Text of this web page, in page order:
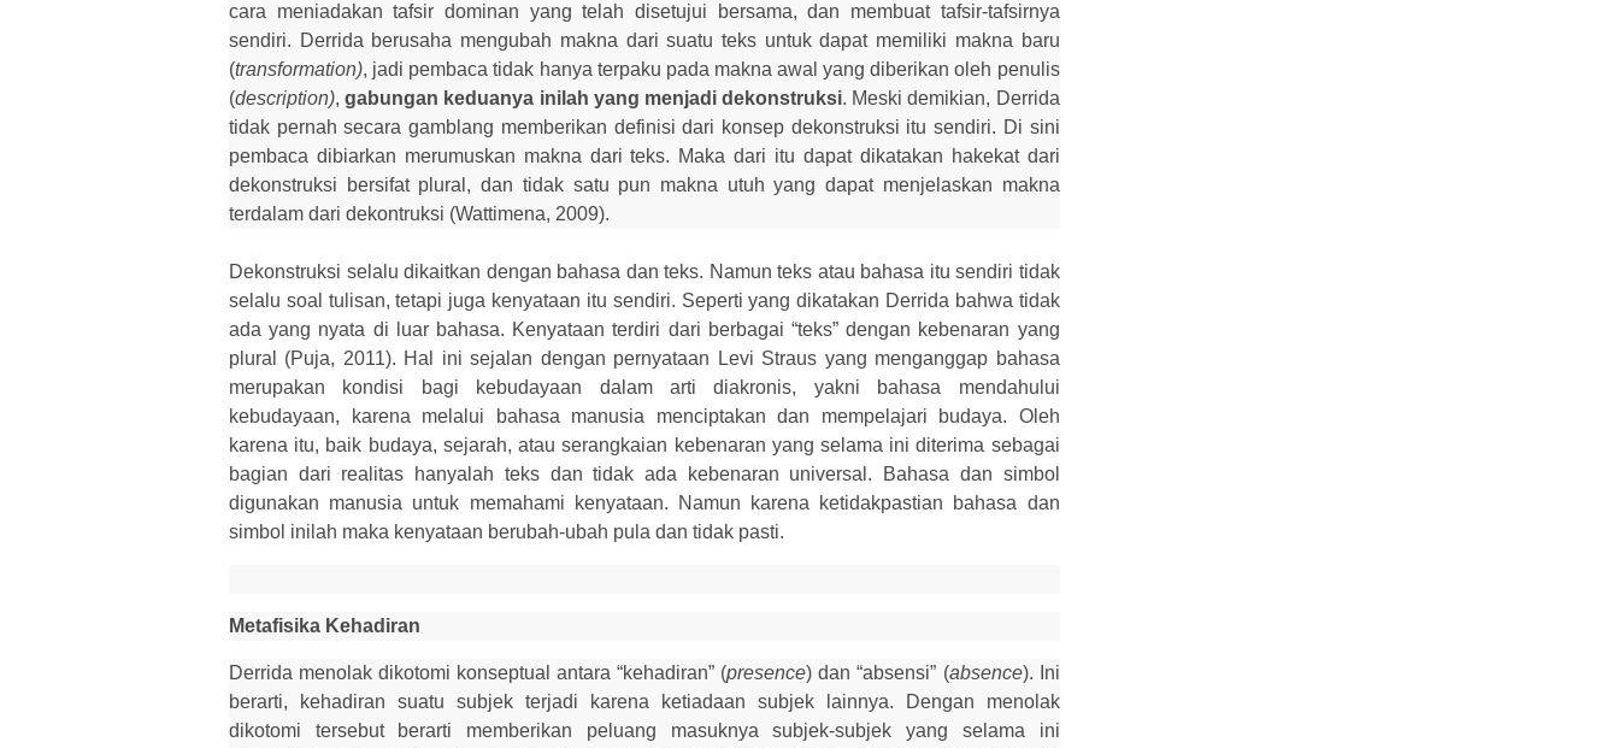
cara meniadakan tafsir dominan yang telah disetujui bersama, dan membuat tafsir-tafsirnya
sendiri. Derrida berusaha mengubah makna dari suatu teks untuk dapat memiliki makna baru
(transformation), jadi pembaca tidak hanya terpaku pada makna awal yang diberikan oleh penulis
(description),gabungan keduanya inilah yang menjadi dekonstruksi. Meski demikian, Derrida
tidak pernah secara gamblang memberikan definisi dari konsep dekonstruksi itu sendiri. Di sini
pembaca dibiarkan merumuskan makna dari teks. Maka dari itu dapat dikatakan hakekat dari
dekonstruksi bersifat plural , dan tidak satu pun makna utuh yang dapat menjelaskan makna
terdalam dari dekontruksi (Wattimena, 2009).
Dekonstruksi selalu dikaitkan dengan bahasa dan teks. Namun teks atau bahasa itu sendiri tidak
selalu soal tulisan, tetapi juga kenyataan itu sendiri. Seperti yang dikatakan Derrida bahwa tidak
ada yang nyata di
luar bahasa. Kenyataan terdiri dari berbagai “teks” dengan kebenaran yang
plural (Puja, 2011). Hal ini sejalan dengan pernyataan Levi Straus yang menganggap bahasa
merupakan kondisi bagi kebudayaan dalam arti diakronis, yakni bahasa mendahului
kebudayaan, karena melalui bahasa manusia menciptakan dan mempelajari budaya. Oleh
karena itu, baik budaya, sejarah, atau serangkaian kebenaran yang selama ini diterima sebagai
bagian dari realitas hanyalah teks dan tidak ada kebenaran universal. Bahasa dan simbol
digunakan manusia untuk memahami kenyataan. Namun karena ketidakpastian bahasa dan
simbol inilah maka kenyataan berubah-ubah pula dan tidak pasti.
Metafisika Kehadiran
Derrida menolak dikotomi konseptual antara “kehadiran” (presence) dan “absensi” (absence). Ini
berarti, kehadiran suatu subjek terjadi karena ketiadaan subjek lainnya. Dengan menolak
dikotomi tersebut berarti memberikan peluang masuknya subjek-subjek yang selama ini